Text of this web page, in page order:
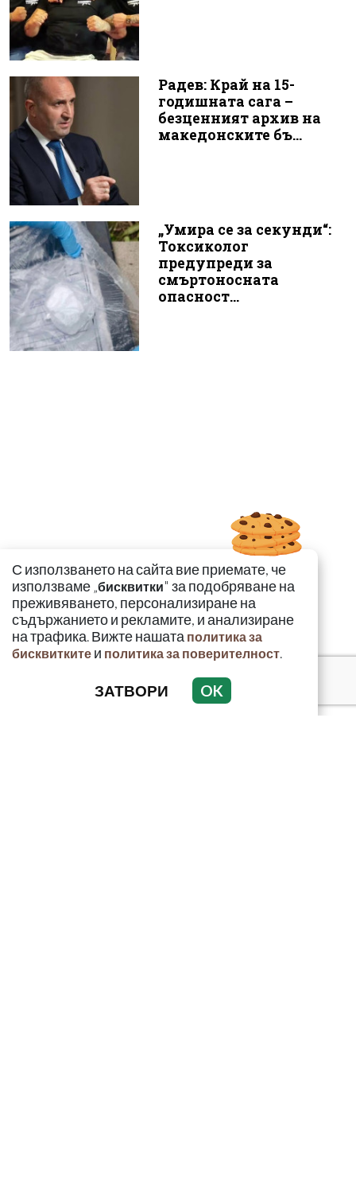
Радев: Край на 15-
годишната сага –
безценният архив на
македонските бъ...
„Умира се за секунди“:
Токсиколог
предупреди за
смъртоносната
опасност...
С използването на сайта вие приемате, че
използваме „бисквитки" за подобряване на
преживяването, персонализиране на
съдържанието и рекламите, и анализиране
на трафика. Вижте нашата политика за
бисквитките и политика за поверителност.
ЗАТВОРИ OK